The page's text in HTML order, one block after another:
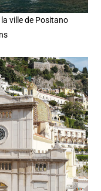
ville de Positano